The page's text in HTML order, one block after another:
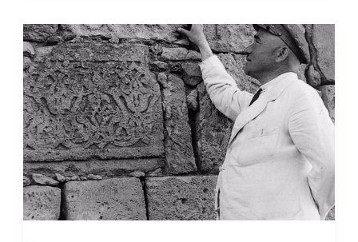
Рабочим,
А
Не
Солдатом»